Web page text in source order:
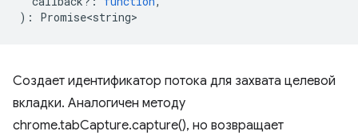
) : Promise<string>
Создает идентификатор потока для захвата целевой
вкладки. Аналогичен методу
chrome.tabCapture.capture(), но возвращает